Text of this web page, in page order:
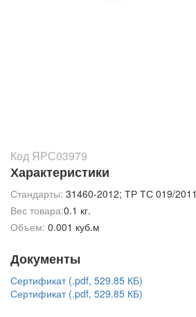
Код ЯРС03979
Характеристики
Стандарты: 31460-2012; ТР ТС 019/2011
Вес товара:0.1 кг.
Объем: 0.001 куб.м
Документы
Сертификат (.pdf, 529.85 КБ)
Сертификат (.pdf, 529.85 КБ)